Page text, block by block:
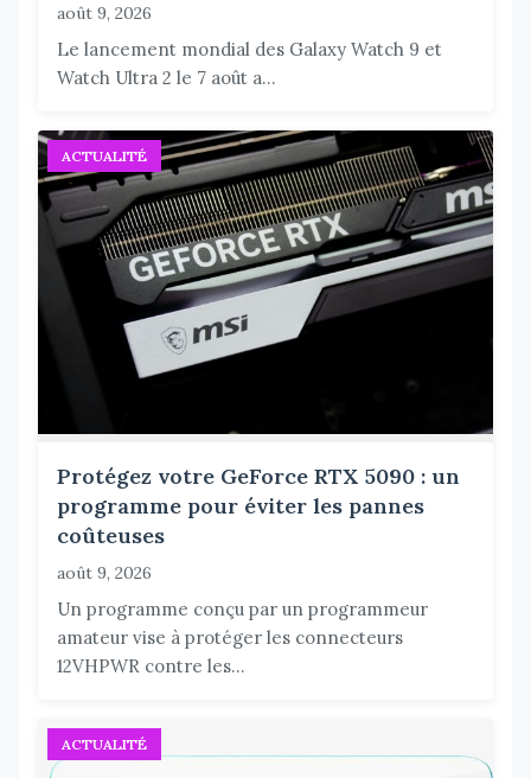
août 9, 2026
Le lancement mondial des Galaxy Watch 9 et
Watch Ultra 2 le 7 août a...
ACTUALITÉ
Protégez votre GeForce RTX 5090 : un
programme pour éviter les pannes
coûteuses
août 9, 2026
Un programme conçu par un programmeur
amateur vise à protéger les connecteurs
12VHPWR contre les...
ACTUALITÉ